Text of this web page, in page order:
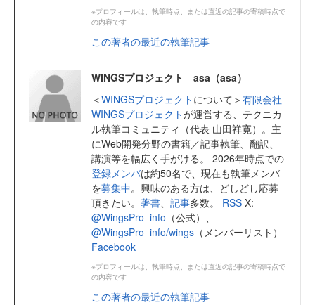
※プロフィールは、執筆時点、または直近の記事の寄稿時点で
の内容です
この著者の最近の執筆記事
WINGSプロジェクト asa（asa）
＜WINGSプロジェクト について＞有限会社
WINGSプロジェクトが運営する、テクニカ
ル執筆コミュニティ（代表 山田祥寛）。主
にWeb開発分野の書籍／記事執筆、翻訳、
講演等を幅広く手がける。 2026年時点での
登録メンバは約50名で、現在も執筆メンバ
を募集中。興味のある方は、どしどし応募
頂きたい。 著書、 記事多数。 RSS X:
@WingsPro_info （公式）、
@WingsPro_info/wings （メンバーリスト）
Facebook
※プロフィールは、執筆時点、または直近の記事の寄稿時点で
の内容です
この著者の最近の執筆記事